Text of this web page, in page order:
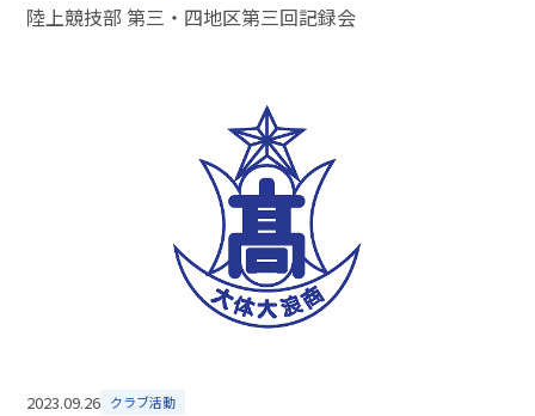
陸上競技部 第三・四地区第三回記録会
2023.09.26 クラブ活動